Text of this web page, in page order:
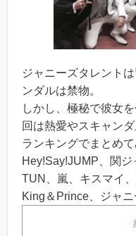
ジャニーズタレント
ンダルは禁物。
しかし、極秘で彼女
回は熱愛やスキャン
ランキングでまとめて
Hey!Say!JUMP、関
TUN、嵐、キスマイ
King＆Prince、ジャ